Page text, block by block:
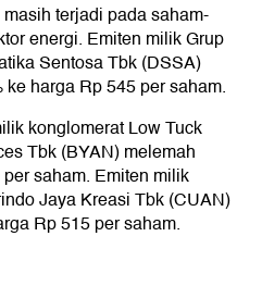
terjadi pada saham-
energi. Emiten milik Grup
Sentosa Tbk (DSSA)
harga Rp 545 per saham.
konglomerat Low Tuck
Tbk (BYAN) melemah
saham. Emiten milik
Jaya Kreasi Tbk (CUAN)
Rp 515 per saham.